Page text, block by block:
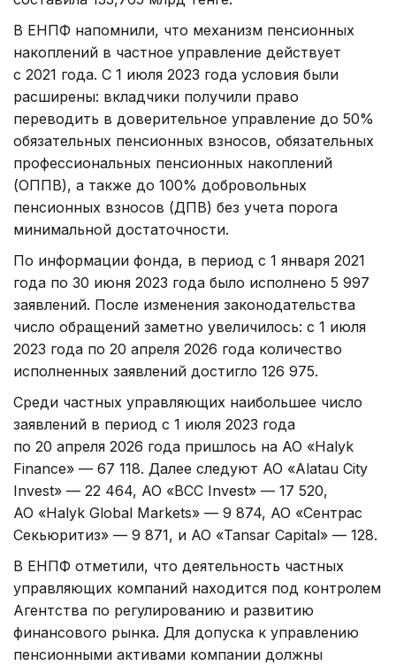
В ЕНПФ напомнили, что механизм пенсионных
накоплений в частное управление действует
с 2021 года. С 1 июля 2023 года условия были
расширены: вкладчики получили право
переводить в доверительное управление до 50%
обязательных пенсионных взносов, обязательных
профессиональных пенсионных накоплений
(ОППВ), а также до 100% добровольных
пенсионных взносов (ДПВ) без учета порога
минимальной достаточности.
По информации фонда, в период с 1 января 2021
года по 30 июня 2023 года было исполнено 5 997
заявлений. После изменения законодательства
число обращений заметно увеличилось: с 1 июля
2023 года по 20 апреля 2026 года количество
исполненных заявлений достигло 126 975.
Среди частных управляющих наибольшее число
заявлений в период с 1 июля 2023 года
по 20 апреля 2026 года пришлось на АО «Halyk
Finance» — 67 118. Далее следуют АО «Alatau City
Invest» — 22 464, АО «BCC Invest» — 17 520,
АО «Halyk Global Markets» — 9 874, АО «Сентрас
Секьюритиз» — 9 871, и АО «Tansar Capital» — 128.
В ЕНПФ отметили, что деятельность частных
управляющих компаний находится под контролем
Агентства по регулированию и развитию
финансового рынка. Для допуска к управлению
пенсионными активами компании должны